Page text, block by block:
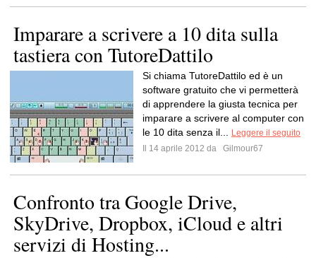
Imparare a scrivere a 10 dita sulla
tastiera con TutoreDattilo
Si chiama TutoreDattilo ed è un
software gratuito che vi permetterà
di apprendere la giusta tecnica per
imparare a scrivere al computer con
le 10 dita senza il...
Leggere il seguito
Il 14 aprile 2012 da
Gilmour67
Confronto tra Google Drive,
SkyDrive, Dropbox, iCloud e altri
servizi di Hosting...